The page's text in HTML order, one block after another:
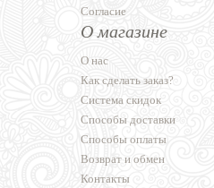
Согласие
О магазине
О нас
Как сделать заказ?
Система скидок
Способы доставки
Способы оплаты
Возврат и обмен
Контакты